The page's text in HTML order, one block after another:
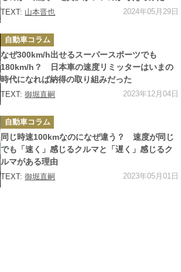
TEXT: 山本晋也 2024年05月29日
カ
テ
ゴ
リ
ー
自動車コラム
なぜ300km/h出せるスーパースポーツでも
180km/h？ 日本車の速度リミッターはいまの
時代になれば納得の取り組みだった
TEXT:御堀直嗣 2023年12月04日
カ
テ
ゴ
リ
ー
自動車コラム
同じ時速100kmなのになぜ違う？ 速度が同じ
でも「速く」感じるクルマと「遅く」感じるク
ルマがある理由
TEXT:御堀直嗣 2023年05月01日